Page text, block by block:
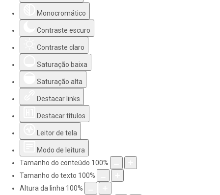
Monocromático
Contraste escuro
Contraste claro
Saturação baixa
Saturação alta
Destacar links
Destacar títulos
Leitor de tela
Modo de leitura
Tamanho do conteúdo 100%
Tamanho do texto 100%
Altura da linha 100%